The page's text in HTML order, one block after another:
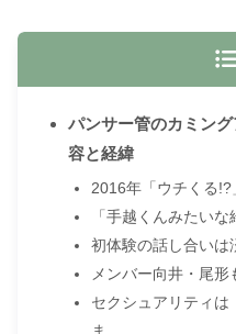
パンサー管のカミン
容と経緯
2016年「ウチくる
「手越くんみたい
初体験の話し合いは
メンバー向井・尾
セクシュアリティは